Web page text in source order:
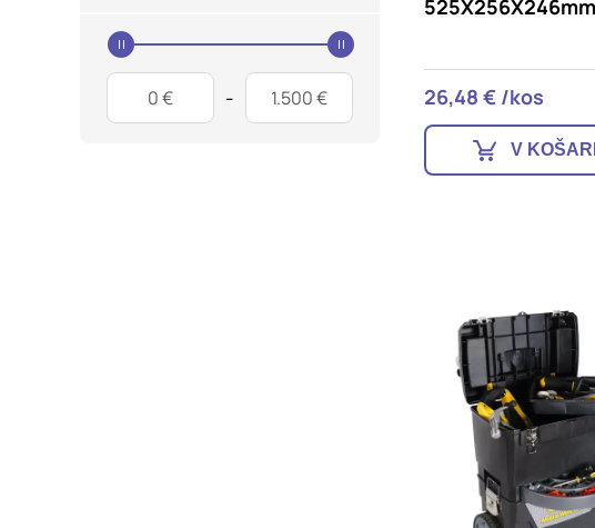
Price Start
-
Price End
525X256X246mm
26,48 € /kos
V